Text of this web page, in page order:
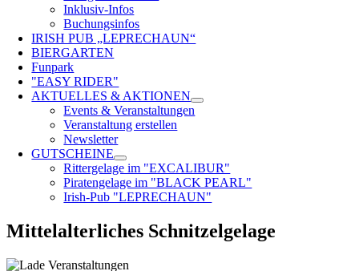
Inklusiv-Infos
Buchungsinfos
IRISH PUB „LEPRECHAUN“
BIERGARTEN
Funpark
"EASY RIDER"
AKTUELLES & AKTIONEN
Events & Veranstaltungen
Veranstaltung erstellen
Newsletter
GUTSCHEINE
Rittergelage im "EXCALIBUR"
Piratengelage im "BLACK PEARL"
Irish-Pub "LEPRECHAUN"
Mittelalterliches Schnitzelgelage